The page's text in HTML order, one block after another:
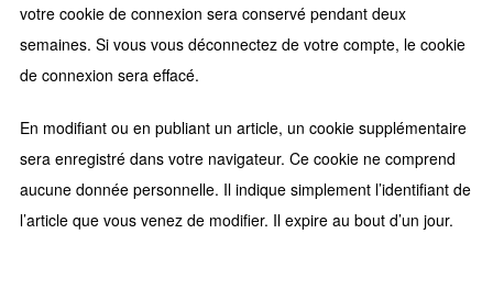
votre cookie de connexion sera conservé pendant deux
semaines. Si vous vous déconnectez de votre compte, le cookie
de connexion sera effacé.
En modifiant ou en publiant un article, un cookie supplémentaire
sera enregistré dans votre navigateur. Ce cookie ne comprend
aucune donnée personnelle. Il indique simplement l’identifiant de
l’article que vous venez de modifier. Il expire au bout d’un jour.